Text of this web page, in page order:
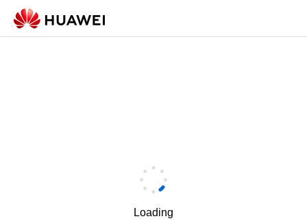
Loading